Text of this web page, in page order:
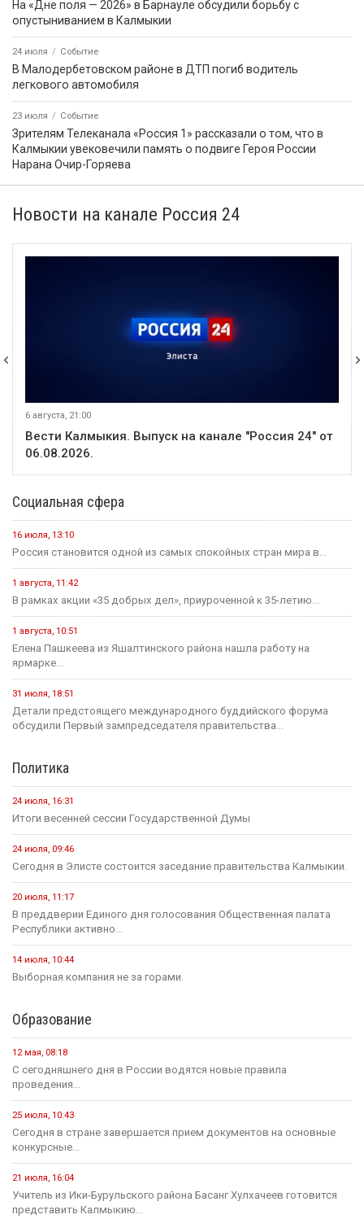
На «Дне поля — 2026» в Барнауле обсудили борьбу с
опустыниванием в Калмыкии
24 июля Событие
В Малодербетовском районе в ДТП погиб водитель
легкового автомобиля
23 июля Событие
Зрителям Телеканала «Россия 1» рассказали о том, что в
Калмыкии увековечили память о подвиге Героя России
Нарана Очир-Горяева
Новости на канале Россия 24
6 августа, 21:00
Вести Калмыкия. Выпуск на канале "Россия 24" от
06.08.2026.
Социальная сфера
16 июля, 13:10
Россия становится одной из самых спокойных стран мира в...
1 августа, 11:42
В рамках акции «35 добрых дел», приуроченной к 35-летию...
1 августа, 10:51
Елена Пашкеева из Яшалтинского района нашла работу на
ярмарке...
31 июля, 18:51
Детали предстоящего международного буддийского форума
обсудили Первый зампредседателя правительства...
Политика
24 июля, 16:31
Итоги весенней сессии Государственной Думы
24 июля, 09:46
Сегодня в Элисте состоится заседание правительства Калмыкии.
20 июля, 11:17
В преддверии Единого дня голосования Общественная палата
Республики активно...
14 июля, 10:44
Выборная компания не за горами.
Образование
12 мая, 08:18
С сегодняшнего дня в России водятся новые правила
проведения...
25 июля, 10:43
Сегодня в стране завершается прием документов на основные
конкурсные...
21 июля, 16:04
Учитель из Ики-Бурульского района Басанг Хулхачеев готовится
представить Калмыкию...